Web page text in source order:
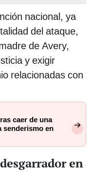
nacional, ya
del ataque,
de Avery,
y exigir
relacionadas con
caer de una
senderismo en
en